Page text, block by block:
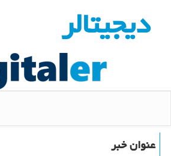
دیجیتالر
عنوان خبر